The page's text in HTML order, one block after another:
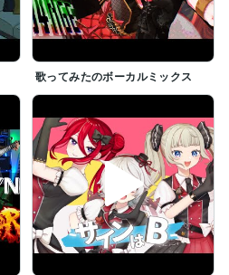
歌ってみたのボーカルミックス